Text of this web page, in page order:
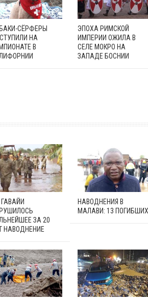
СЁРФЕРЫ
НА
В
ЭПОХА РИМСКОЙ
ИМПЕРИИ ОЖИЛА В
СЕЛЕ МОКРО НА
ЗАПАДЕ БОСНИИ
ЗА 20
НАВОДНЕНИЕ
НАВОДНЕНИЯ В
МАЛАВИ: 13 ПОГИБШИХ